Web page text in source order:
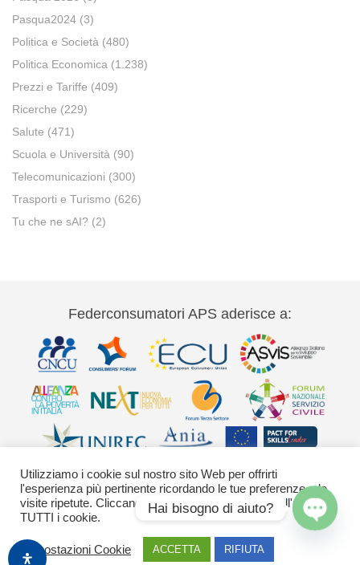
Pasqua2024 (3)
Politica e Società (480)
Politica Economica (1.238)
Prezzi e Tariffe (409)
Ricerche (229)
Salute (471)
Scuola e Università (90)
Telecomunicazioni (300)
Trasporti e Turismo (626)
Tu che ne sAI? (2)
Federconsumatori APS aderisce a:
Via Palestro 11 00185 Roma - tel 06
42020755-9 federconsumatori@federconsumatori.it Ufficio stampa tel: 06
42020755 ufficiostampa@federconsumatori.it -Cookies Policy
Utilizziamo i cookie sul nostro sito Web per offrirti
l'esperienza più pertinente ricordando le tue preferenze e le
visite ripetute. Cliccando su "Accetta" acconsenti all'uso di
TUTTI i cookie.
Impostazioni Cookie ACCETTA RIFIUTA
Hai bisogno di aiuto?